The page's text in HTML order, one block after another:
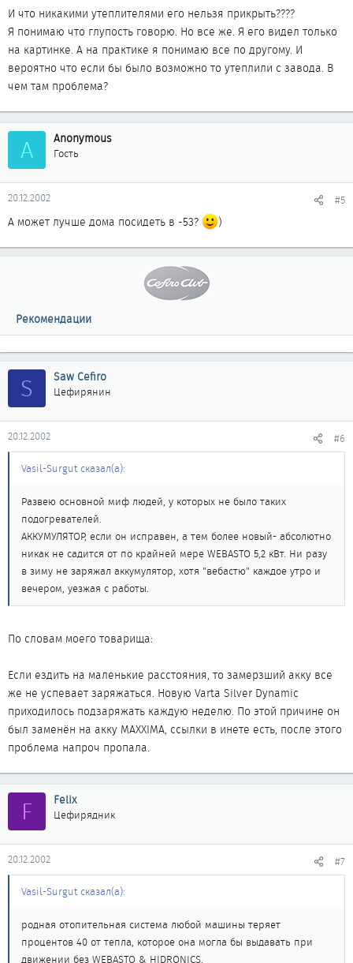
И что никакими утеплителями его нельзя прикрыть????
Я понимаю что глупость говорю. Но все же. Я его видел только
на картинке. А на практике я понимаю все по другому. И
вероятно что если бы было возможно то утеплили с завода. В
чем там проблема?
A Anonymous
Гость
20.12.2002 #5
А может лучше дома посидеть в -53? )
Рекомендации
S Saw Cefiro
Цефирянин
20.12.2002 #6
Vasil-Surgut сказал(а):
Развею основной миф людей, у которых не было таких
подогревателей.
АККУМУЛЯТОР, если он исправен, а тем более новый- абсолютно
никак не садится от по крайней мере WEBASTO 5,2 кВт. Ни разу
в зиму не заряжал аккумулятор, хотя "вебастю" каждое утро и
вечером, уезжая с работы.
По словам моего товарища:
Если ездить на маленькие расстояния, то замерзший акку все
же не успевает заряжаться. Новую Varta Silver Dynamic
приходилось подзаряжать каждую неделю. По этой причине он
был заменён на акку MAXXIMA, ссылки в инете есть, после этого
проблема напроч пропала.
F Felix
Цефирядник
20.12.2002 #7
Vasil-Surgut сказал(а):
родная отопительная система любой машины теряет
процентов 40 от тепла, которое она могла бы выдавать при
движении без WEBASTO & HIDRONICS.